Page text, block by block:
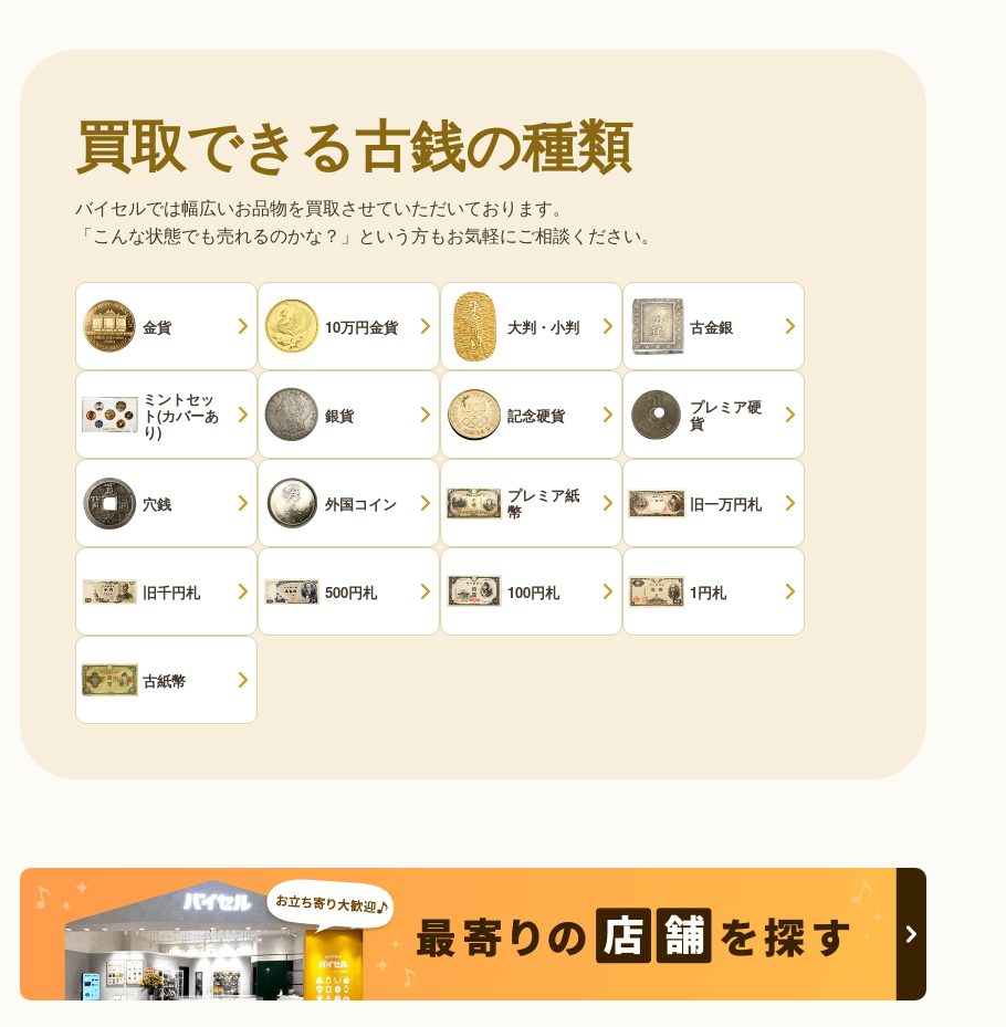
買取できる古銭の種類
バイセルでは幅広いお品物を買取させていただいております。
「こんな状態でも売れるのかな？」という方もお気軽にご相談ください。
金貨 10万円金貨 大判・小判 古金銀
ミントセッ
ト(カバーあ
り)
銀貨 記念硬貨 プレミア硬
貨
穴銭 外国コイン プレミア紙
幣 旧一万円札
旧千円札 500円札 100円札 1円札
古紙幣